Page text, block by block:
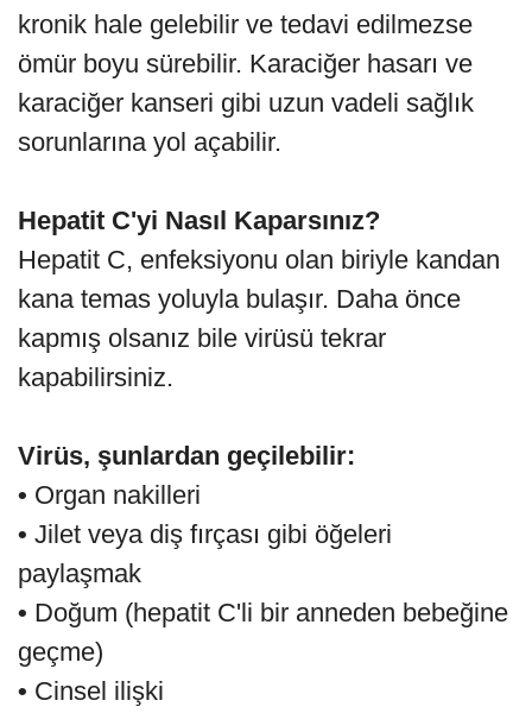
kronik hale gelebilir ve tedavi edilmezse
ömür boyu sürebilir. Karaciğer hasarı ve
karaciğer kanseri gibi uzun vadeli sağlık
sorunlarına yol açabilir.
Hepatit C'yi Nasıl Kaparsınız?
Hepatit C, enfeksiyonu olan biriyle kandan
kana temas yoluyla bulaşır. Daha önce
kapmış olsanız bile virüsü tekrar
kapabilirsiniz.
Virüs, şunlardan geçilebilir:
• Organ nakilleri
• Jilet veya diş fırçası gibi öğeleri
paylaşmak
• Doğum (hepatit C'li bir anneden bebeğine
geçme)
• Cinsel ilişki